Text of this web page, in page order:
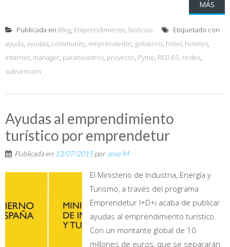
MÁS
Publicada en Blog, Emprendimiento, Noticias
Etiquetado con
ayuda, ayudas, community, emprendedor, gobierno, hotel, hoteles,
internet, manager, paranosotros, proyecto, Pyme, RED.ES, redes,
subvencion
Ayudas al emprendimiento
turístico por emprendetur
Publicada en 13/07/2015por Jose M
El Ministerio de Industria, Energía y
Turismo, a través del programa
Emprendetur I+D+i acaba de publicar
ayudas al emprendimiento turístico.
Con un montante global de 10
millones de euros, que se separarán